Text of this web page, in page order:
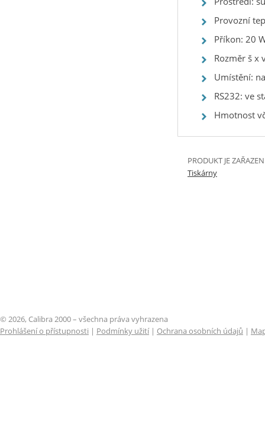
Provozní
Příkon: 20
Rozměr š x
Umístění:
RS232: ve
Hmotnost
PRODUKT JE
Tiskárny
© 2026, Calibra 2000 – všechna práva vyhrazena
Prohlášení o přístupnosti | Podmínky užití| Ochrana osobních údajů |